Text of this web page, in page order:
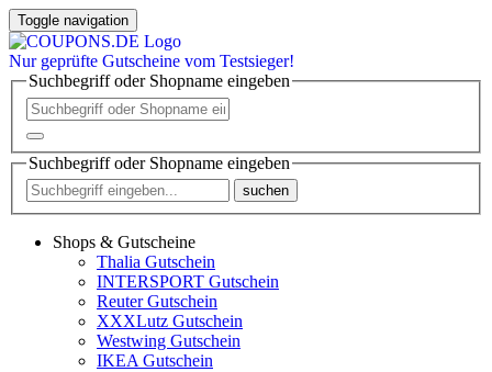
Toggle navigation
Nur geprüfte Gutscheine vom Testsieger!
Suchbegriff oder Shopname eingeben
Suchbegriff oder Shopname eingeben
suchen
Shops & Gutscheine
Thalia Gutschein
INTERSPORT Gutschein
Reuter Gutschein
XXXLutz Gutschein
Westwing Gutschein
IKEA Gutschein